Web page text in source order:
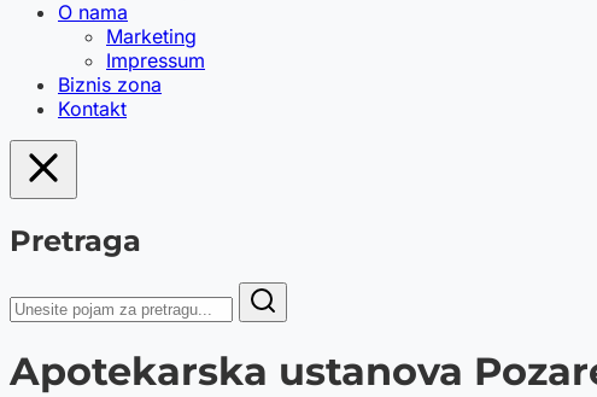
O nama
Marketing
Impressum
Biznis zona
Kontakt
Pretraga
Apotekarska ustanova